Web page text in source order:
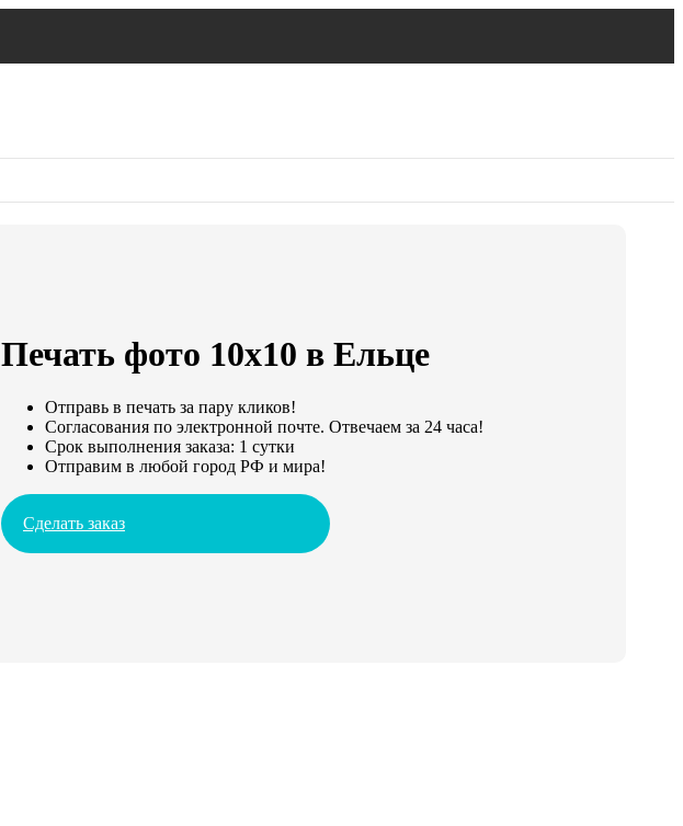
Печать фото 10х10 в Ельце
Отправь в печать за пару кликов!
Согласования по электронной почте. Отвечаем за 24 часа!
Срок выполнения заказа: 1 сутки
Отправим в любой город РФ и мира!
Сделать заказ